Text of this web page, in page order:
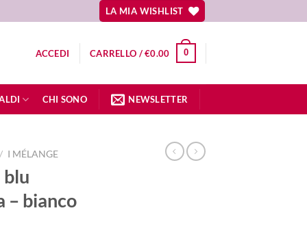
LA MIA WISHLIST
ACCEDI CARRELLO /€0.00 0
CHI SONO NEWSLETTER
/ I MÉLANGE
blu
– bianco